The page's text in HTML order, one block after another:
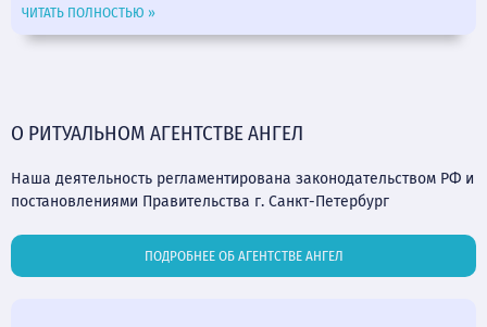
ЧИТАТЬ ПОЛНОСТЬЮ »
О РИТУАЛЬНОМ АГЕНТСТВЕ АНГЕЛ
Наша деятельность регламентирована законодательством РФ и
постановлениями Правительства г. Санкт-Петербург
ПОДРОБНЕЕ ОБ АГЕНТСТВЕ АНГЕЛ